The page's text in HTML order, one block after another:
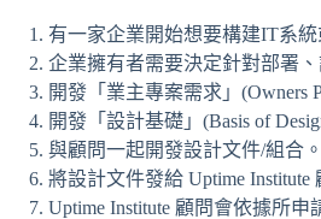
有一家企業開始想要構建IT系統
企業擁有者需要決定針對部署
開發「業主專案需求」(Owners
開發「設計基礎」(Basis of
與顧問一起開發設計文件/組合。
將設計文件發給 Uptime Institute
Uptime Institute 顧問會依據所申